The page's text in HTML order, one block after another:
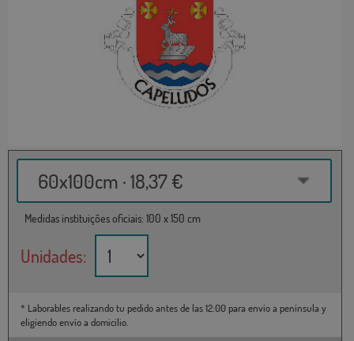
60x100cm · 18,37 €
Medidas instituições oficiais: 100 x 150 cm
Unidades:
* Laborables realizando tu pedido antes de las 12:00 para envío a península y
eligiendo envío a domicilio.